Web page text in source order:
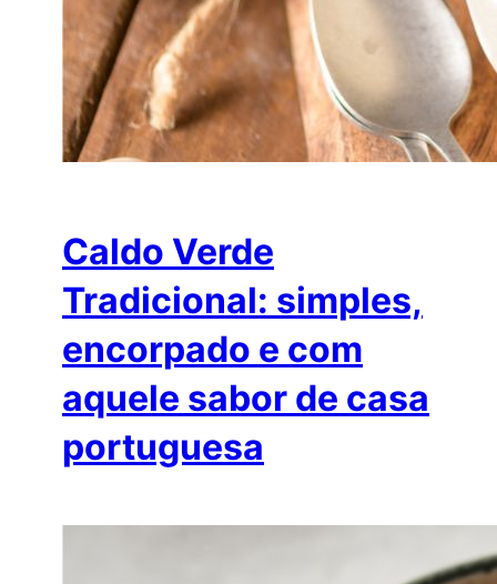
Caldo Verde
Tradicional: simples,
encorpado e com
aquele sabor de casa
portuguesa